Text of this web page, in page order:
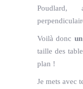
Poudlard,
Voilà donc
taille des
plan !
Je mets avec